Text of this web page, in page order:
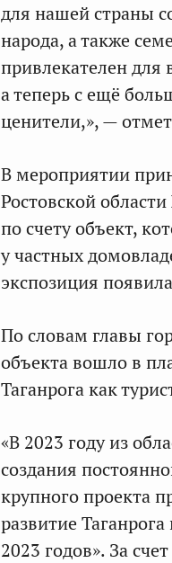
для нашей страны
народа, а также
привлекателен для
а теперь с ещё
ценители,», —
В мероприятии
Ростовской области
по счету объект,
у частных
экспозиция
По словам главы
объекта вошло в
Таганрога как
«В 2023 году из
создания
крупного проекта
развитие
2023 годов». За